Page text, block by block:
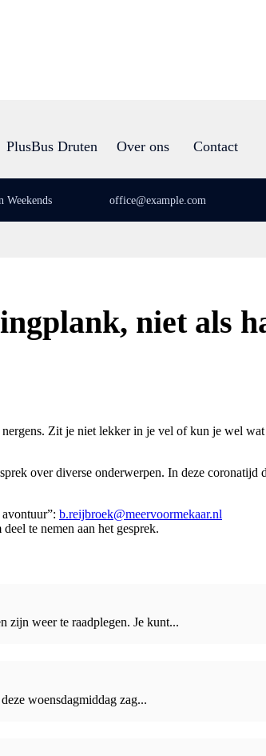
PlusBus Druten Over ons Contact
Weekends office@example.com
niet als
Zit je niet lekker in je vel of kun je wel
over diverse onderwerpen. In deze
b.reijbroek@meervoormekaar.nl
te nemen aan het gesprek.
zijn weer te raadplegen. Je kunt...
woensdagmiddag zag...